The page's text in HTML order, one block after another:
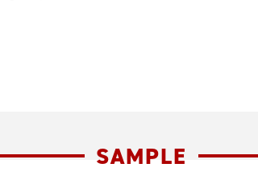
SAMPLE